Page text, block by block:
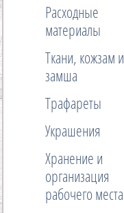
Расходные
материалы
Ткани, кожзам и
замша
Трафареты
Украшения
Хранение и
организация
рабочего места